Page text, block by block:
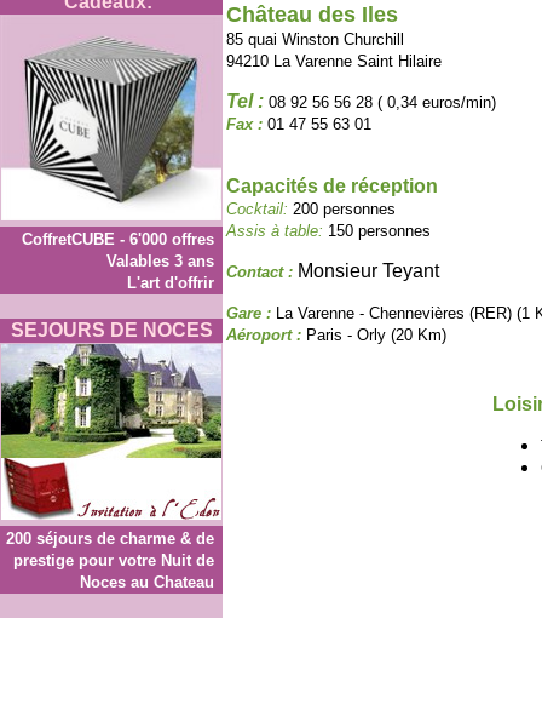
CoffretCUBE - 6'000 offres
Valables 3 ans
L'art d'offrir
SEJOURS DE NOCES
200 séjours de charme & de
prestige pour votre Nuit de
Noces au Chateau
Château des Iles
85 quai Winston Churchill
94210 La Varenne Saint Hilaire
Tel : 08 92 56 56 28 ( 0,34 euros/min)
Fax : 01 47 55 63 01
Capacités de réception
Cocktail: 200 personnes
Assis à table: 150 personnes
Contact : Monsieur Teyant
Gare : La Varenne - Chennevières (RER) (1
Aéroport : Paris - Orly (20 Km)